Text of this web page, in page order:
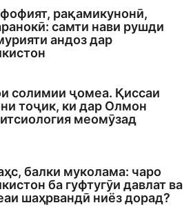
рақамикунонӣ,
самти нави рушди
андоз дар
солимии ҷомеа. Қиссаи
тоҷик, ки дар Олмон
меомӯзад
балки муколама: чаро
ба гуфтугӯи давлат ва
шаҳрвандӣ ниёз дорад?